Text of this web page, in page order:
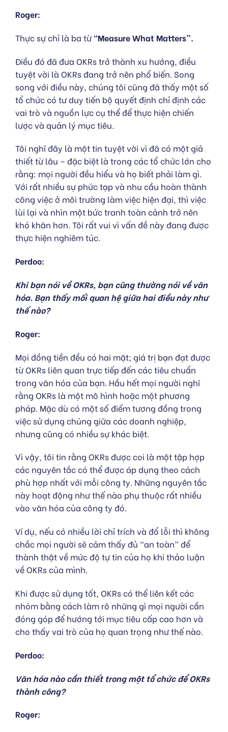
Roger:
Thực sự chỉ là ba từ“Measure What Matters”.
Điều đó đã đưa OKRs trở thành xu hướng, điều
tuyệt vời là OKRs đang trở nên phổ biến. Song
song với điều này, chúng tôi cũng đã thấy một số
tổ chức có tư duy tiến bộ quyết định chỉ định các
vai trò và nguồn lực cụ thể để thực hiện chiến
lược và quản lý mục tiêu.
Tôi nghĩ đây là một tin tuyệt vời vì đã có một giả
thiết từ lâu – đặc biệt là trong các tổ chức lớn cho
rằng: mọi người đều hiểu và họ biết phải làm gì.
Với rất nhiều sự phức tạp và nhu cầu hoàn thành
công việc ở môi trường làm việc hiện đại, thì việc
lùi lại và nhìn một bức tranh toàn cảnh trở nên
khó khăn hơn. Tôi rất vui vì vấn đề này đang được
thực hiện nghiêm túc.
Perdoo:
Khi bạn nói về OKRs, bạn cũng thường nói về văn
hóa. Bạn thấy mối quan hệ giữa hai điều này như
thế nào?
Roger:
Mọi đồng tiền đều có hai mặt; giá trị bạn đạt được
từ OKRs liên quan trực tiếp đến các tiêu chuẩn
trong văn hóa của bạn. Hầu hết mọi người nghĩ
rằng OKRs là một mô hình hoặc một phương
pháp. Mặc dù có một số điểm tương đồng trong
việc sử dụng chúng giữa các doanh nghiệp,
nhưng cũng có nhiều sự khác biệt.
Vì vậy, tôi tin rằng OKRs được coi là một tập hợp
các nguyên tắc có thể được áp dụng theo cách
phù hợp nhất với mỗi công ty. Những nguyên tắc
này hoạt động như thế nào phụ thuộc rất nhiều
vào văn hóa của công ty đó.
Ví dụ, nếu có nhiều lời chỉ trích và đổ lỗi thì không
chắc mọi người sẽ cảm thấy đủ “an toàn” để
thành thật về mức độ tự tin của họ khi thảo luận
về OKRs của mình.
Khi được sử dụng tốt, OKRs có thể liên kết các
nhóm bằng cách làm rõ những gì mọi người cần
đóng góp để hướng tới mục tiêu cấp cao hơn và
cho thấy vai trò của họ quan trọng như thế nào.
Perdoo:
Văn hóa nào cần thiết trong một tổ chức để OKRs
thành công?
Roger: